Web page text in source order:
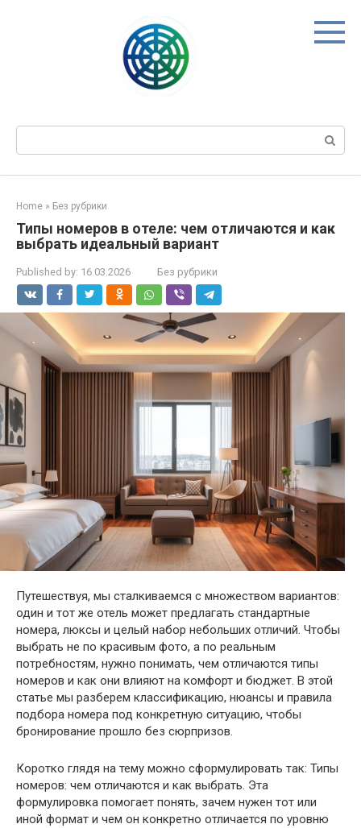
Search:
Home » Без рубрики
Типы номеров в отеле: чем отличаются и как
выбрать идеальный вариант
Published by: 16.03.2026 Без рубрики
Путешествуя, мы сталкиваемся с множеством вариантов:
один и тот же отель может предлагать стандартные
номера, люксы и целый набор небольших отличий. Чтобы
выбрать не по красивым фото, а по реальным
потребностям, нужно понимать, чем отличаются типы
номеров и как они влияют на комфорт и бюджет. В этой
статье мы разберем классификацию, нюансы и правила
подбора номера под конкретную ситуацию, чтобы
бронирование прошло без сюрпризов.
Коротко глядя на тему можно сформулировать так: Типы
номеров: чем отличаются и как выбрать. Эта
формулировка помогает понять, зачем нужен тот или
иной формат и чем он конкретно отличается по уровню